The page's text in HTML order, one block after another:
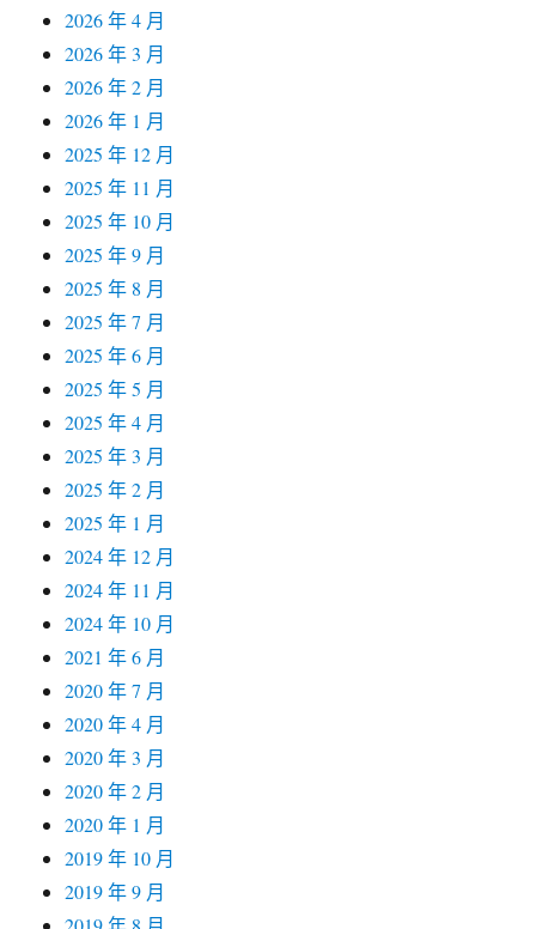
2026 年 4 月
2026 年 3 月
2026 年 2 月
2026 年 1 月
2025 年 12 月
2025 年 11 月
2025 年 10 月
2025 年 9 月
2025 年 8 月
2025 年 7 月
2025 年 6 月
2025 年 5 月
2025 年 4 月
2025 年 3 月
2025 年 2 月
2025 年 1 月
2024 年 12 月
2024 年 11 月
2024 年 10 月
2021 年 6 月
2020 年 7 月
2020 年 4 月
2020 年 3 月
2020 年 2 月
2020 年 1 月
2019 年 10 月
2019 年 9 月